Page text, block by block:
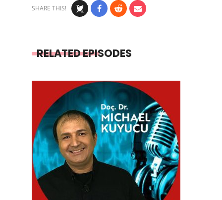
SHARE THIS!
RELATED EPISODES